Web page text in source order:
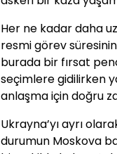
Her ne kadar daha
resmi görev
burada bir fırsat
seçimlere gidilirken
anlaşma için doğru
Ukrayna’yı ayrı
durumun Moskova